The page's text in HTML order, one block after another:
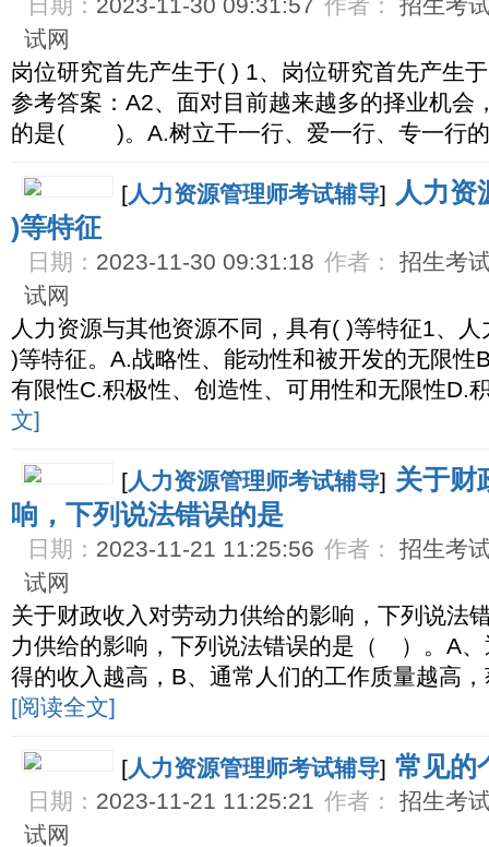
日期： 2023-11-30 09:31:57 作者：
招生考
试网
岗位研究首先产生于( ) 1、岗位研究首先产生
参考答案：A2、面对目前越来越多的择业机会
的是( )。A.树立干一行、爱一行、专一行
[人力资源管理师考试辅导] 人力资
)等特征
日期： 2023-11-30 09:31:18 作者：
招生考
试网
人力资源与其他资源不同，具有( )等特征1、
)等特征。A.战略性、能动性和被开发的无限性
有限性C.积极性、创造性、可用性和无限性D.
文]
[人力资源管理师考试辅导] 关于财
响，下列说法错误的是
日期： 2023-11-21 11:25:56 作者：
招生考
试网
关于财政收入对劳动力供给的影响，下列说法
力供给的影响，下列说法错误的是（ ）。A
得的收入越高，B、通常人们的工作质量越高
[阅读全文]
[人力资源管理师考试辅导] 常见的
日期： 2023-11-21 11:25:21 作者：
招生考
试网